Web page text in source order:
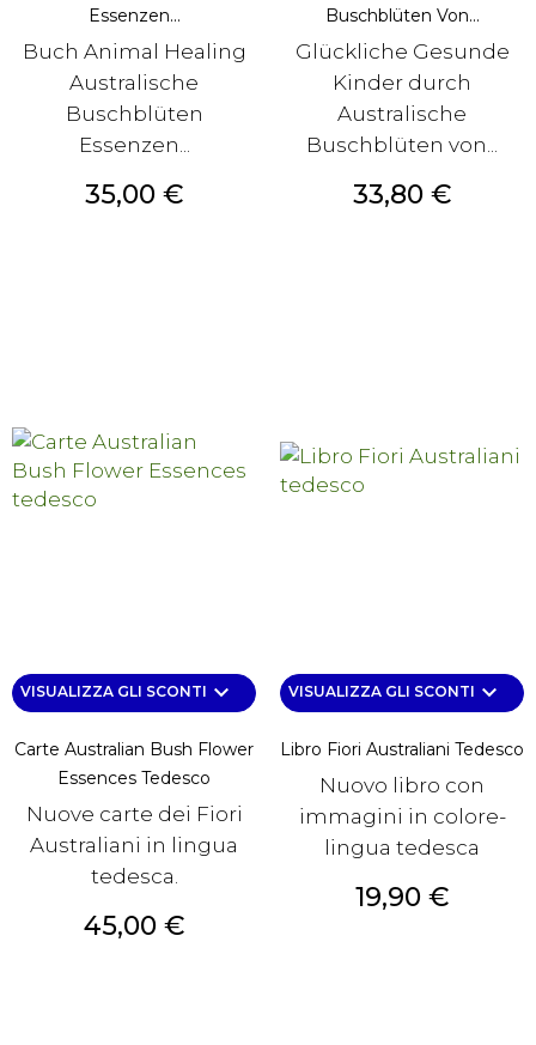
Essenzen...
Buch Animal Healing
Australische
Buschblüten
Essenzen...
Prezzo
35,00 €
Buschblüten Von...
Glückliche Gesunde
Kinder durch
Australische
Buschblüten von...
Prezzo
33,80 €
VISUALIZZA GLI SCONTI keyboard_arrow_down
Carte Australian Bush Flower
Essences Tedesco
Nuove carte dei Fiori
Australiani in lingua
tedesca.
Prezzo
45,00 €
VISUALIZZA GLI SCONTI keyboard_arrow_down
Libro Fiori Australiani Tedesco
Nuovo libro con
immagini in colore-
lingua tedesca
Prezzo
19,90 €